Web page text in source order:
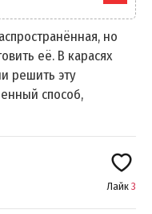
но
её. В карасях
решить эту
способ,
Лайк 3